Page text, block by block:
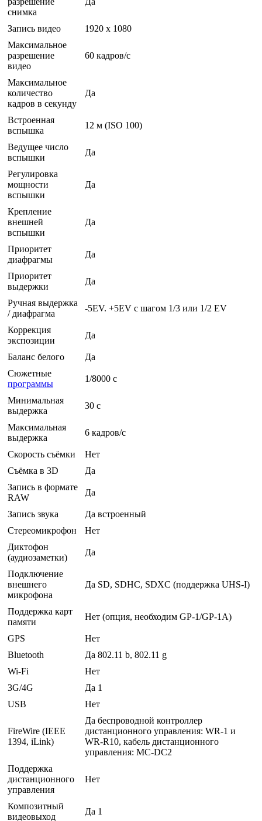
снимка
Запись видео
1920 x 1080
Максимальное
разрешение
видео
60 кадров/с
Максимальное
количество
кадров в секунду
Да
Встроенная
вспышка
12 м (ISO 100)
Ведущее число
вспышки
Да
Регулировка
мощности
вспышки
Да
Крепление
внешней
вспышки
Да
Приоритет
диафрагмы
Да
Приоритет
выдержки
Да
Ручная выдержка
/ диафрагма
-5EV. +5EV с шагом 1/3 или 1/2 EV
Коррекция
экспозиции
Да
Баланс белого
Да
Сюжетные
программы
1/8000 c
Минимальная
выдержка
30 c
Максимальная
выдержка
6 кадров/с
Скорость съёмки
Нет
Съёмка в 3D
Да
Запись в формате
RAW
Да
Запись звука
Да встроенный
Стереомикрофон
Нет
Диктофон
(аудиозаметки)
Да
Подключение
внешнего
микрофона
Да SD, SDHC, SDXC (поддержка UHS-I)
Поддержка карт
памяти
Нет (опция, необходим GP-1/GP-1A)
GPS
Нет
Bluetooth
Да 802.11 b, 802.11 g
Wi-Fi
Нет
3G/4G
Да 1
USB
Нет
FireWire (IEEE
1394, iLink)
Да беспроводной контроллер
дистанционного управления: WR-1 и
WR-R10, кабель дистанционного
управления: MC-DC2
Поддержка
дистанционного
управления
Нет
Композитный
видеовыход
Да 1